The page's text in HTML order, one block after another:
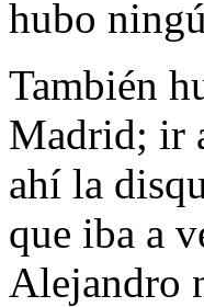
hubo
También
Madrid; ir
ahí la
que iba a
Alejandro